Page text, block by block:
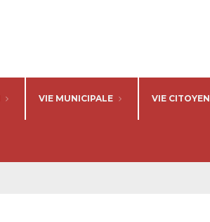
VIE MUNICIPALE VIE